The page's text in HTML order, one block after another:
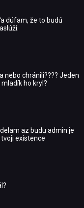
dúfam, že to budú
nebo chránili???? Jeden
ho kryl?
az budu admin je
existence